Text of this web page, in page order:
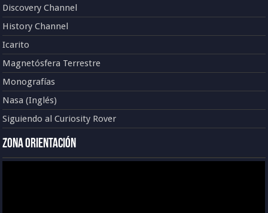
Discovery Channel
History Channel
Icarito
Magnetósfera Terrestre
Monografías
Nasa (Inglés)
Siguiendo al Curiosity Rover
Zona Orientación